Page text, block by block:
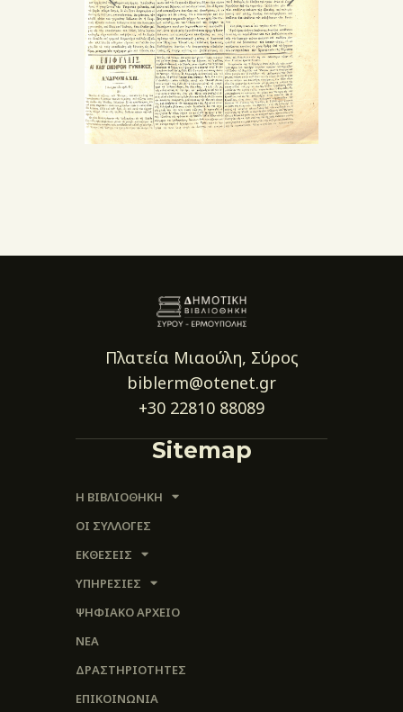
Πλατεία Μιαούλη, Σύρος
biblerm@otenet.gr
+30 22810 88089
Sitemap
Η ΒΙΒΛΙΟΘΗΚΗ
ΟΙ ΣΥΛΛΟΓΈΣ
ΕΚΘΕΣΕΙΣ
ΥΠΗΡΕΣΙΕΣ
ΨΗΦΙΑΚΌ ΑΡΧΕΊΟ
ΝΕΑ
ΔΡΑΣΤΗΡΙΟΤΗΤΕΣ
ΕΠΙΚΟΙΝΩΝΊΑ